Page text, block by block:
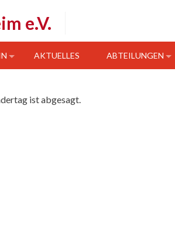
e.V.
AKTUELLES ABTEILUNGEN
ist abgesagt.